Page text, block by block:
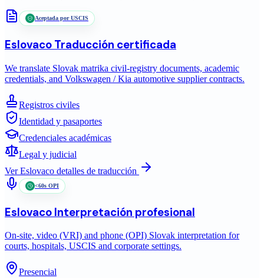
Aceptada por USCIS
Eslovaco Traducción certificada
We translate Slovak matrika civil-registry documents, academic
credentials, and Volkswagen / Kia automotive supplier contracts.
Registros civiles
Identidad y pasaportes
Credenciales académicas
Legal y judicial
VerEslovaco detalles de traducción
<60s OPI
Eslovaco Interpretación profesional
On-site, video (VRI) and phone (OPI) Slovak interpretation for
courts, hospitals, USCIS and corporate settings.
Presencial